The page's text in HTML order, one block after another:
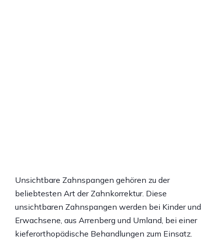
Unsichtbare Zahnspangen gehören zu der
beliebtesten Art der Zahnkorrektur. Diese
unsichtbaren Zahnspangen werden bei Kinder und
Erwachsene, aus Arrenberg und Umland, bei einer
kieferorthopädische Behandlungen zum Einsatz.